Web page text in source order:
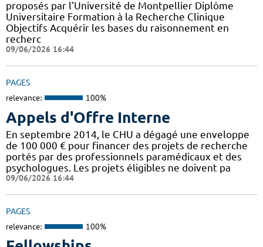
proposés par l'Université de Montpellier Diplôme
Universitaire Formation à la Recherche Clinique
Objectifs Acquérir les bases du raisonnement en
recherc
09/06/2026 16:44
PAGES
relevance: 100%
Appels d'Offre Interne
En septembre 2014, le CHU a dégagé une enveloppe
de 100 000 € pour financer des projets de recherche
portés par des professionnels paramédicaux et des
psychologues. Les projets éligibles ne doivent pa
09/06/2026 16:44
PAGES
relevance: 100%